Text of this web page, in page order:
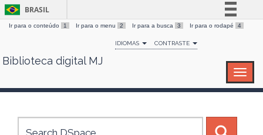
Skip
BRASIL
Simplifique!
Comunica BR
Canais
Ir para o conteúdo 1 Ir para o menu 2 Ir para a busca 3 Ir para o rodapé 4
IDIOMAS CONTRASTE
Biblioteca digital MJ